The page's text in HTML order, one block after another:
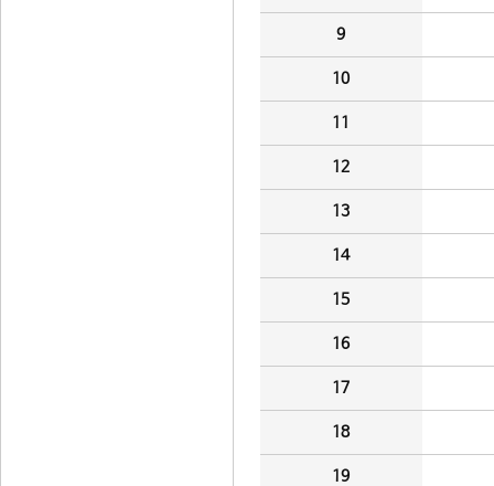
9
10
11
12
13
14
15
16
17
18
19